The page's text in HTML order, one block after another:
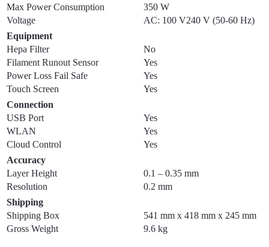
Max Power Consumption
350 W
Voltage
AC: 100 V240 V (50-60 Hz)
Equipment
Hepa Filter
No
Filament Runout Sensor
Yes
Power Loss Fail Safe
Yes
Touch Screen
Yes
Connection
USB Port
Yes
WLAN
Yes
Cloud Control
Yes
Accuracy
Layer Height
0.1 – 0.35 mm
Resolution
0.2 mm
Shipping
Shipping Box
541 mm x 418 mm x 245 mm
Gross Weight
9.6 kg